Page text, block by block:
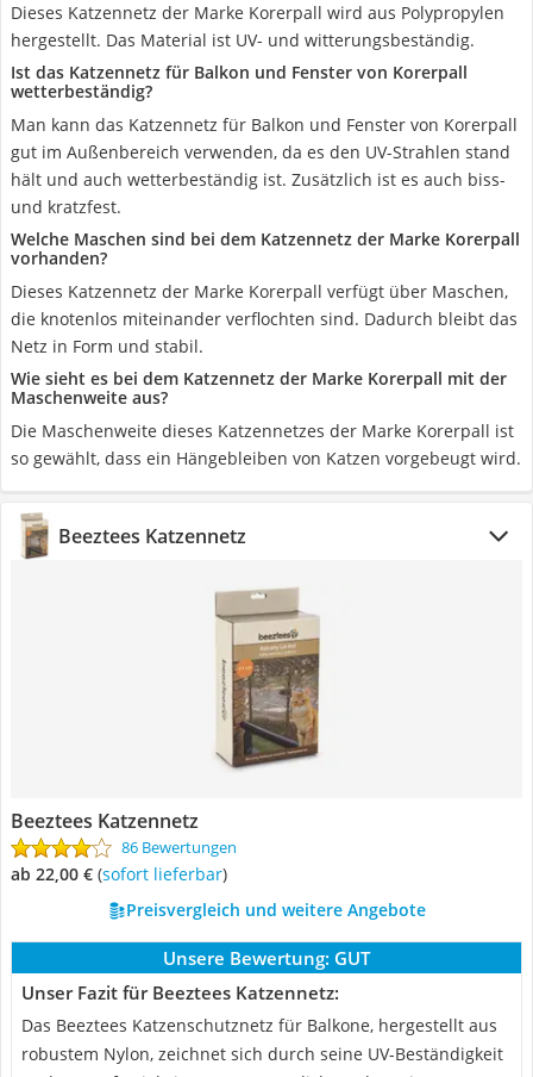
Dieses Katzennetz der Marke Korerpall wird aus Polypropylen
hergestellt. Das Material ist UV- und witterungsbeständig.
Ist das Katzennetz für Balkon und Fenster von Korerpall
wetterbeständig?
Man kann das Katzennetz für Balkon und Fenster von Korerpall
gut im Außenbereich verwenden, da es den UV-Strahlen stand
hält und auch wetterbeständig ist. Zusätzlich ist es auch biss-
und kratzfest.
Welche Maschen sind bei dem Katzennetz der Marke Korerpall
vorhanden?
Dieses Katzennetz der Marke Korerpall verfügt über Maschen,
die knotenlos miteinander verflochten sind. Dadurch bleibt das
Netz in Form und stabil.
Wie sieht es bei dem Katzennetz der Marke Korerpall mit der
Maschenweite aus?
Die Maschenweite dieses Katzennetzes der Marke Korerpall ist
so gewählt, dass ein Hängebleiben von Katzen vorgebeugt wird.
Beeztees Katzennetz
Beeztees Katzennetz
86 Bewertungen
ab 22,00 € ( Sofort lieferbar)
Preisvergleich und weitere Angebote
Unsere Bewertung: GUT
Unser Fazit für Beeztees Katzennetz:
Das Beeztees Katzenschutznetz für Balkone, hergestellt aus
robustem Nylon, zeichnet sich durch seine UV-Beständigkeit